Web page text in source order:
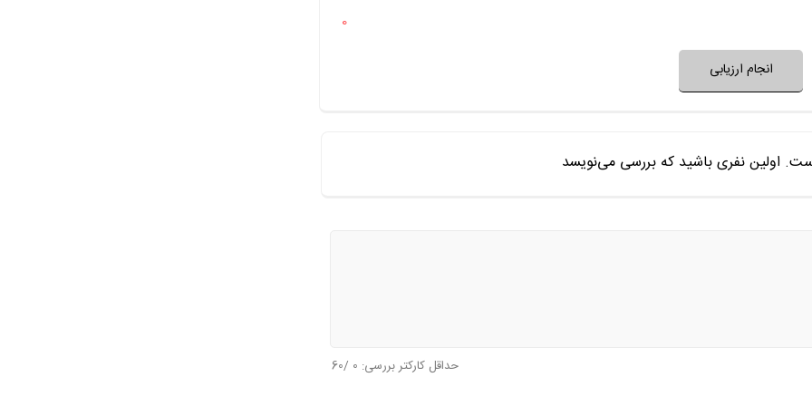
0
انجام ارزیابی
اولین نفری باشید که بررسی می‌نویسد
حداقل کارکتر بررسی: 0
/60